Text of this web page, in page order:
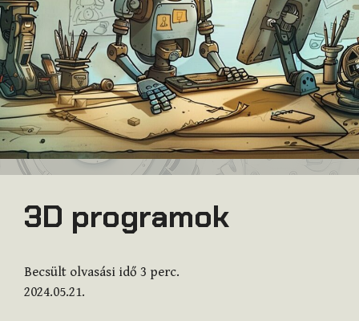
3D programok
Becsült olvasási idő 3 perc.
2024.05.21.